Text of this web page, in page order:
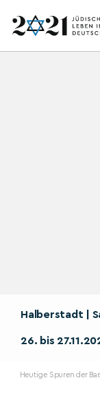
Halberstadt |
26. bis
Heutige Spuren der